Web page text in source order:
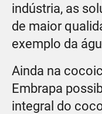
indústria, as
de maior
exemplo da
Ainda na
Embrapa
integral do